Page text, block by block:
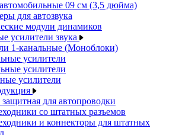
09 см (3,5 дюйма)
для автозвука
модули динамиков
усилители звука
1-канальные (Моноблоки)
усилители
усилители
усилители
для автопроводки
со штатных разъемов
и коннекторы для штатных